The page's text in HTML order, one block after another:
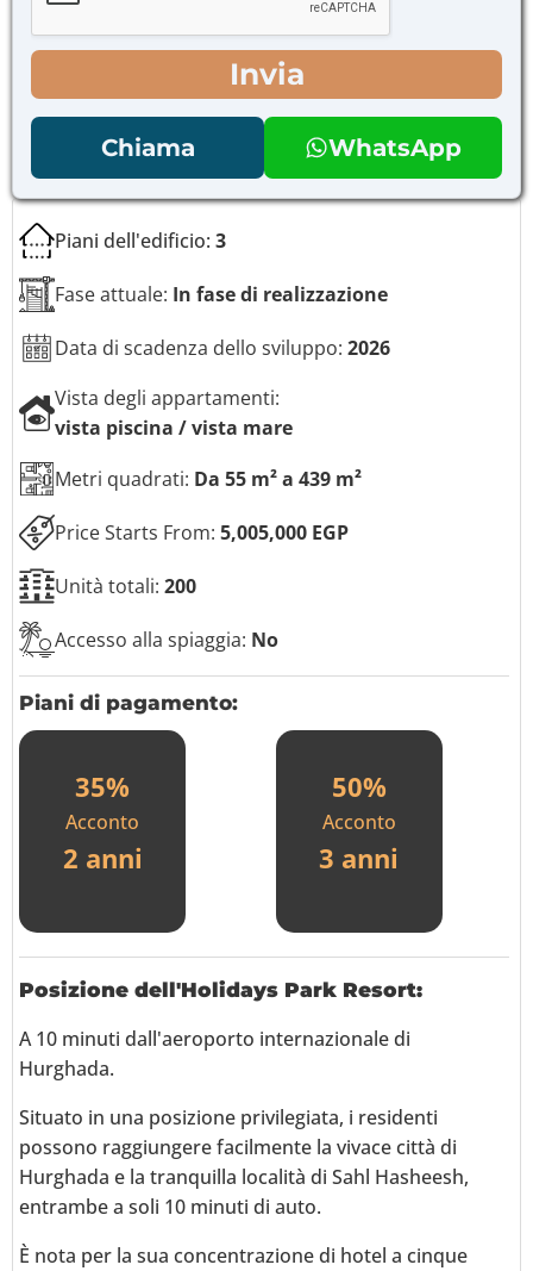
Piani dell'edificio: 3
Fase attuale: In fase di realizzazione
Data di scadenza dello sviluppo: 2026
Vista degli appartamenti:
vista piscina / vista mare
Metri quadrati: Da 55 m² a 439 m²
Price Starts From: 5,005,000 EGP
Unità totali: 200
Accesso alla spiaggia: No
Piani di pagamento:
35%
Acconto
2 anni
50%
Acconto
3 anni
Posizione dell'Holidays Park Resort:
A 10 minuti dall'aeroporto internazionale di
Hurghada.
Situato in una posizione privilegiata, i residenti
possono raggiungere facilmente la vivace città di
Hurghada e la tranquilla località di Sahl Hasheesh,
entrambe a soli 10 minuti di auto.
È nota per la sua concentrazione di hotel a cinque
e
s
s
g
i
o
e
d
i
c
o
t
r
o
l
o
*
Invia
Chiama WhatsApp